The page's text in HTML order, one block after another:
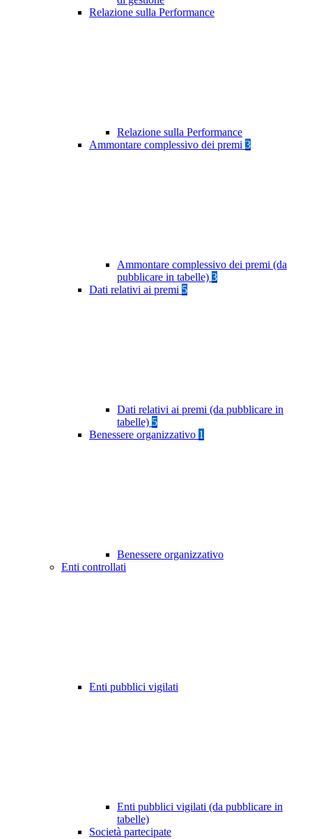
Relazione sulla Performance
Relazione sulla Performance
Ammontare complessivo dei premi 3
Ammontare complessivo dei premi (da
pubblicare in tabelle) 3
Dati relativi ai premi 5
Dati relativi ai premi (da pubblicare in
tabelle) 5
Benessere organizzativo 1
Benessere organizzativo
Enti controllati
Enti pubblici vigilati
Enti pubblici vigilati (da pubblicare in
tabelle)
Società partecipate